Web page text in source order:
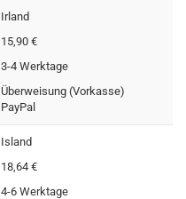
Irland
15,90 €
3-4 Werktage
Überweisung (Vorkasse)
PayPal
Island
18,64 €
4-6 Werktage